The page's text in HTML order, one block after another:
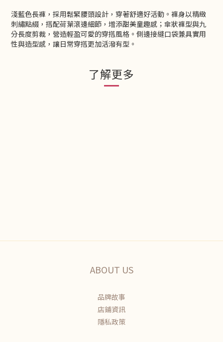
淺藍色長褲，採用鬆緊腰頭設計，穿著舒適好活動。褲身以精緻
刺繡點綴，搭配荷葉滾邊細節，增添甜美童趣感；傘狀褲型與九
分長度剪裁，營造輕盈可愛的穿搭風格。側邊接縫口袋兼具實用
性與造型感，讓日常穿搭更加活潑有型。
了解更多
ABOUT US
品牌故事
店鋪資訊
隱私政策